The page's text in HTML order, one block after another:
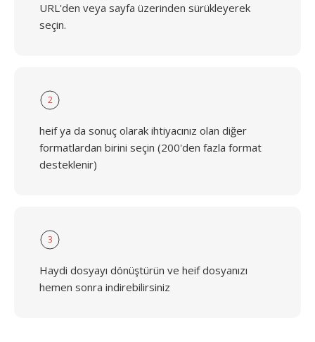
URL'den veya sayfa üzerinden sürükleyerek
seçin.
2
heif ya da sonuç olarak ihtiyacınız olan diğer
formatlardan birini seçin (200'den fazla format
desteklenir)
3
Haydi dosyayı dönüştürün ve heif dosyanızı
hemen sonra indirebilirsiniz